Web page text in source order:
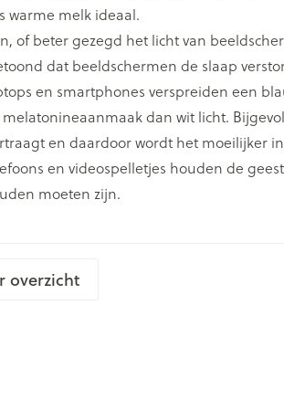
Deodorant
Naalden en
Spuiten
Naalden
Naalden voor
Infecties
Luizen
warme melk ideaal.
of beter gezegd het licht van
dat beeldschermen de slaap
en smartphones verspreiden een
dan wit licht.
en daardoor wordt het moeilijker
en videospelletjes houden de
moeten zijn.
overzicht